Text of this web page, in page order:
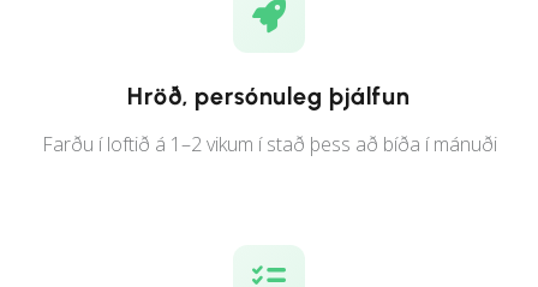
Hröð, persónuleg þjálfun
Farðu í loftið á 1–2 vikum í stað þess að bíða í mánuði